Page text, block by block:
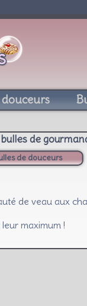
de
de douceurs
de veau aux
maximum !